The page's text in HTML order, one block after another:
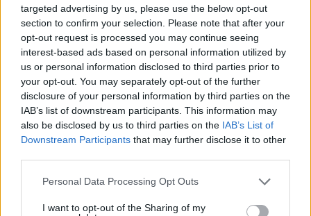
targeted advertising by us, please use the below opt-out
section to confirm your selection. Please note that after your
opt-out request is processed you may continue seeing
interest-based ads based on personal information utilized by
us or personal information disclosed to third parties prior to
your opt-out. You may separately opt-out of the further
disclosure of your personal information by third parties on the
IAB’s list of downstream participants. This information may
also be disclosed by us to third parties on the IAB’s List of
Downstream Participants that may further disclose it to other
Please note that this website/app uses one or more Google
not limited to your visit or usage behaviour. You may click to
Personal Data Processing Opt Outs
I want to opt-out of the Sharing of my
Τηλεθέαση: Σμήνος... Άγριων Μελισσών έπεσε στο